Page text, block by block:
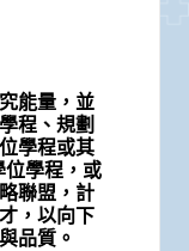
能量，並
程、規劃
學程或其
學程，或
聯盟，計
，以向下
品質。